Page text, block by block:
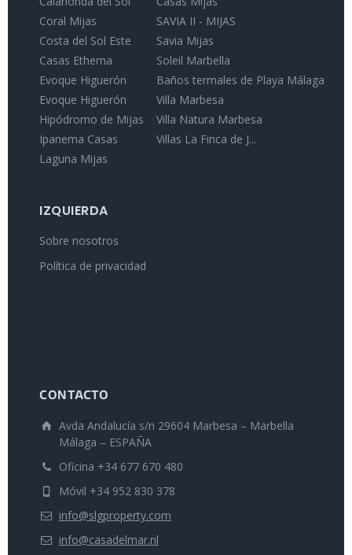
Coral Mijas
Costa del Sol Este
Casas Etherna
Evoque Higuerón
Evoque Higuerón
Hipódromo de Mijas
Ipanema Casas
Laguna Mijas
SAVIA II - MIJAS
Savia Mijas
Soleil Marbella
Baños termales de Playa Málaga
Villa Marbesa
Villa Natura Marbesa
Villas La Finca de J...
IZQUIERDA
Sobre nosotros
Política de privacidad
CONTACTO
Avda Andalucía s/n 29604 Marbesa – Marbella
Málaga – ESPAÑA
Oficina +34 677 670 480
Móvil +34 952 830 378
info@slgproperty.com
info@casadelmar.nl